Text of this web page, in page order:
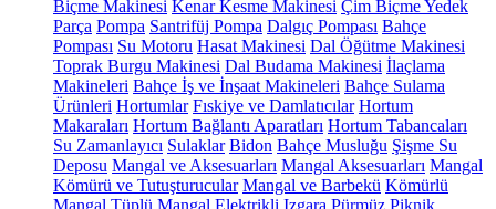
Biçme Makinesi Kenar Kesme Makinesi Çim Biçme Yedek
Parça Pompa Santrifüj Pompa Dalgıç Pompası Bahçe
Pompası Su Motoru Hasat Makinesi Dal Öğütme Makinesi
Toprak Burgu Makinesi Dal Budama Makinesi İlaçlama
Makineleri Bahçe İş ve İnşaat Makineleri Bahçe Sulama
Ürünleri Hortumlar Fıskiye ve Damlatıcılar Hortum
Makaraları Hortum Bağlantı Aparatları Hortum Tabancaları
Su Zamanlayıcı Sulaklar Bidon Bahçe Musluğu Şişme Su
Deposu Mangal ve Aksesuarları Mangal Aksesuarları Mangal
Kömürü ve Tutuşturucular Mangal ve Barbekü Kömürlü
Mangal Tüplü Mangal Elektrikli Izgara Pürmüz Piknik